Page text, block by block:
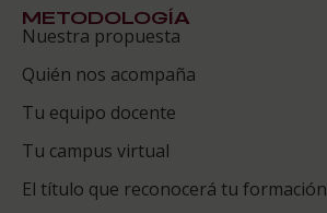
METODOLOGÍA
Nuestra propuesta
Quién nos acompaña
Tu equipo docente
Tu campus virtual
El título que reconocerá tu formación